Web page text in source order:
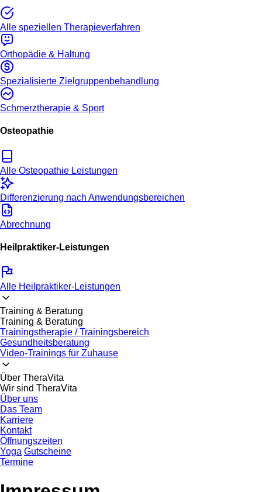
Alle speziellen Therapieverfahren
Orthopädie & Haltung
Spezialisierte Zielgruppenbehandlung
Schmerztherapie & Sport
Osteopathie
Alle Osteopathie Leistungen
Differenzierung nach Anwendungsbereichen
Abrechnung
Heilpraktiker-Leistungen
Alle Heilpraktiker-Leistungen
Training & Beratung
Training & Beratung
Trainingstherapie / Trainingsbereich
Gesundheitsberatung
Video-Trainings für Zuhause
Über TheraVita
Wir sind TheraVita
Über uns
Das Team
Karriere
Kontakt
Öffnungszeiten
Yoga Gutscheine
Termine